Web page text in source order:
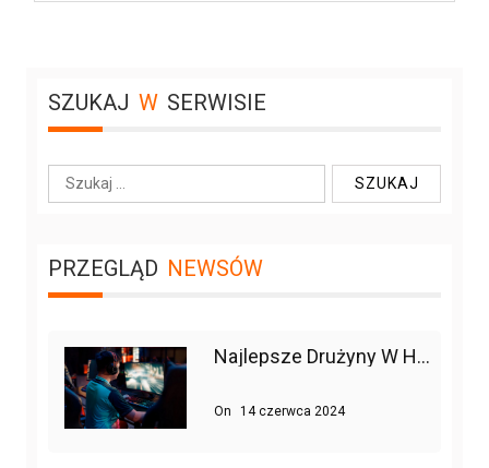
SZUKAJ W SERWISIE
z
a
j
PRZEGLĄD NEWSÓW
Najlepsze Drużyny W Historii League Of Legends
On 14 czerwca 2024